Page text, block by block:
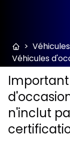
>
Important
n'inclut